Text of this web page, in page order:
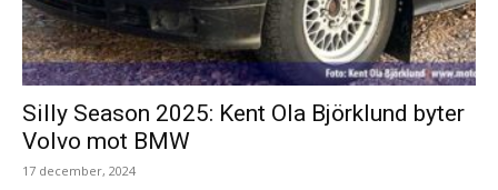
Silly Season 2025: Kent Ola Björklund byter
Volvo mot BMW
17 december, 2024